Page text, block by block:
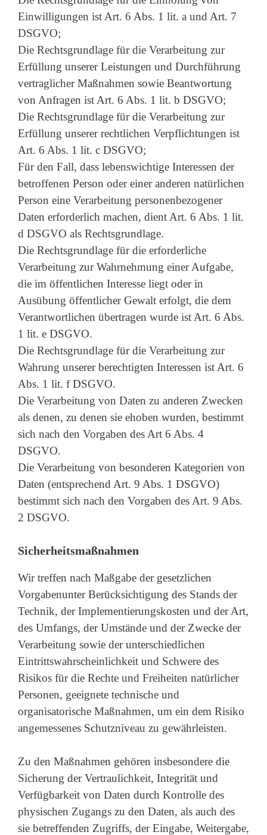
Einwilligungen ist Art. 6 Abs. 1 lit. a und Art. 7
DSGVO;
Die Rechtsgrundlage für die Verarbeitung zur
Erfüllung unserer Leistungen und Durchführung
vertraglicher Maßnahmen sowie Beantwortung
von Anfragen ist Art. 6 Abs. 1 lit. b DSGVO;
Die Rechtsgrundlage für die Verarbeitung zur
Erfüllung unserer rechtlichen Verpflichtungen ist
Art. 6 Abs. 1 lit. c DSGVO;
Für den Fall, dass lebenswichtige Interessen der
betroffenen Person oder einer anderen natürlichen
Person eine Verarbeitung personenbezogener
Daten erforderlich machen, dient Art. 6 Abs. 1 lit.
d DSGVO als Rechtsgrundlage.
Die Rechtsgrundlage für die erforderliche
Verarbeitung zur Wahrnehmung einer Aufgabe,
die im öffentlichen Interesse liegt oder in
Ausübung öffentlicher Gewalt erfolgt, die dem
Verantwortlichen übertragen wurde ist Art. 6 Abs.
1 lit. e DSGVO.
Die Rechtsgrundlage für die Verarbeitung zur
Wahrung unserer berechtigten Interessen ist Art. 6
Abs. 1 lit. f DSGVO.
Die Verarbeitung von Daten zu anderen Zwecken
als denen, zu denen sie ehoben wurden, bestimmt
sich nach den Vorgaben des Art 6 Abs. 4
DSGVO.
Die Verarbeitung von besonderen Kategorien von
Daten (entsprechend Art. 9 Abs. 1 DSGVO)
bestimmt sich nach den Vorgaben des Art. 9 Abs.
2 DSGVO.
Sicherheitsmaßnahmen
Wir treffen nach Maßgabe der gesetzlichen
Vorgabenunter Berücksichtigung des Stands der
Technik, der Implementierungskosten und der Art,
des Umfangs, der Umstände und der Zwecke der
Verarbeitung sowie der unterschiedlichen
Eintrittswahrscheinlichkeit und Schwere des
Risikos für die Rechte und Freiheiten natürlicher
Personen, geeignete technische und
organisatorische Maßnahmen, um ein dem Risiko
angemessenes Schutzniveau zu gewährleisten.
Zu den Maßnahmen gehören insbesondere die
Sicherung der Vertraulichkeit, Integrität und
Verfügbarkeit von Daten durch Kontrolle des
physischen Zugangs zu den Daten, als auch des
sie betreffenden Zugriffs, der Eingabe, Weitergabe,